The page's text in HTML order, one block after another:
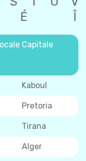
É Î
Capitale
Kaboul
Pretoria
Tirana
Alger